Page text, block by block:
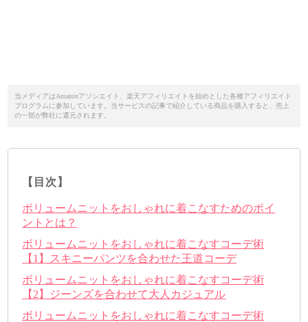
当メディアはAmazonアソシエイト、楽天アフィリエイトを始めとした各種アフィリエイト
プログラムに参加しています。当サービスの記事で紹介している商品を購入すると、売上
の一部が弊社に還元されます。
【目次】
ボリュームニットをおしゃれに着こなすためのポイ
ントとは？
ボリュームニットをおしゃれに着こなすコーデ術
【1】スキニーパンツを合わせた王道コーデ
ボリュームニットをおしゃれに着こなすコーデ術
【2】ジーンズを合わせて大人カジュアル
ボリュームニットをおしゃれに着こなすコーデ術